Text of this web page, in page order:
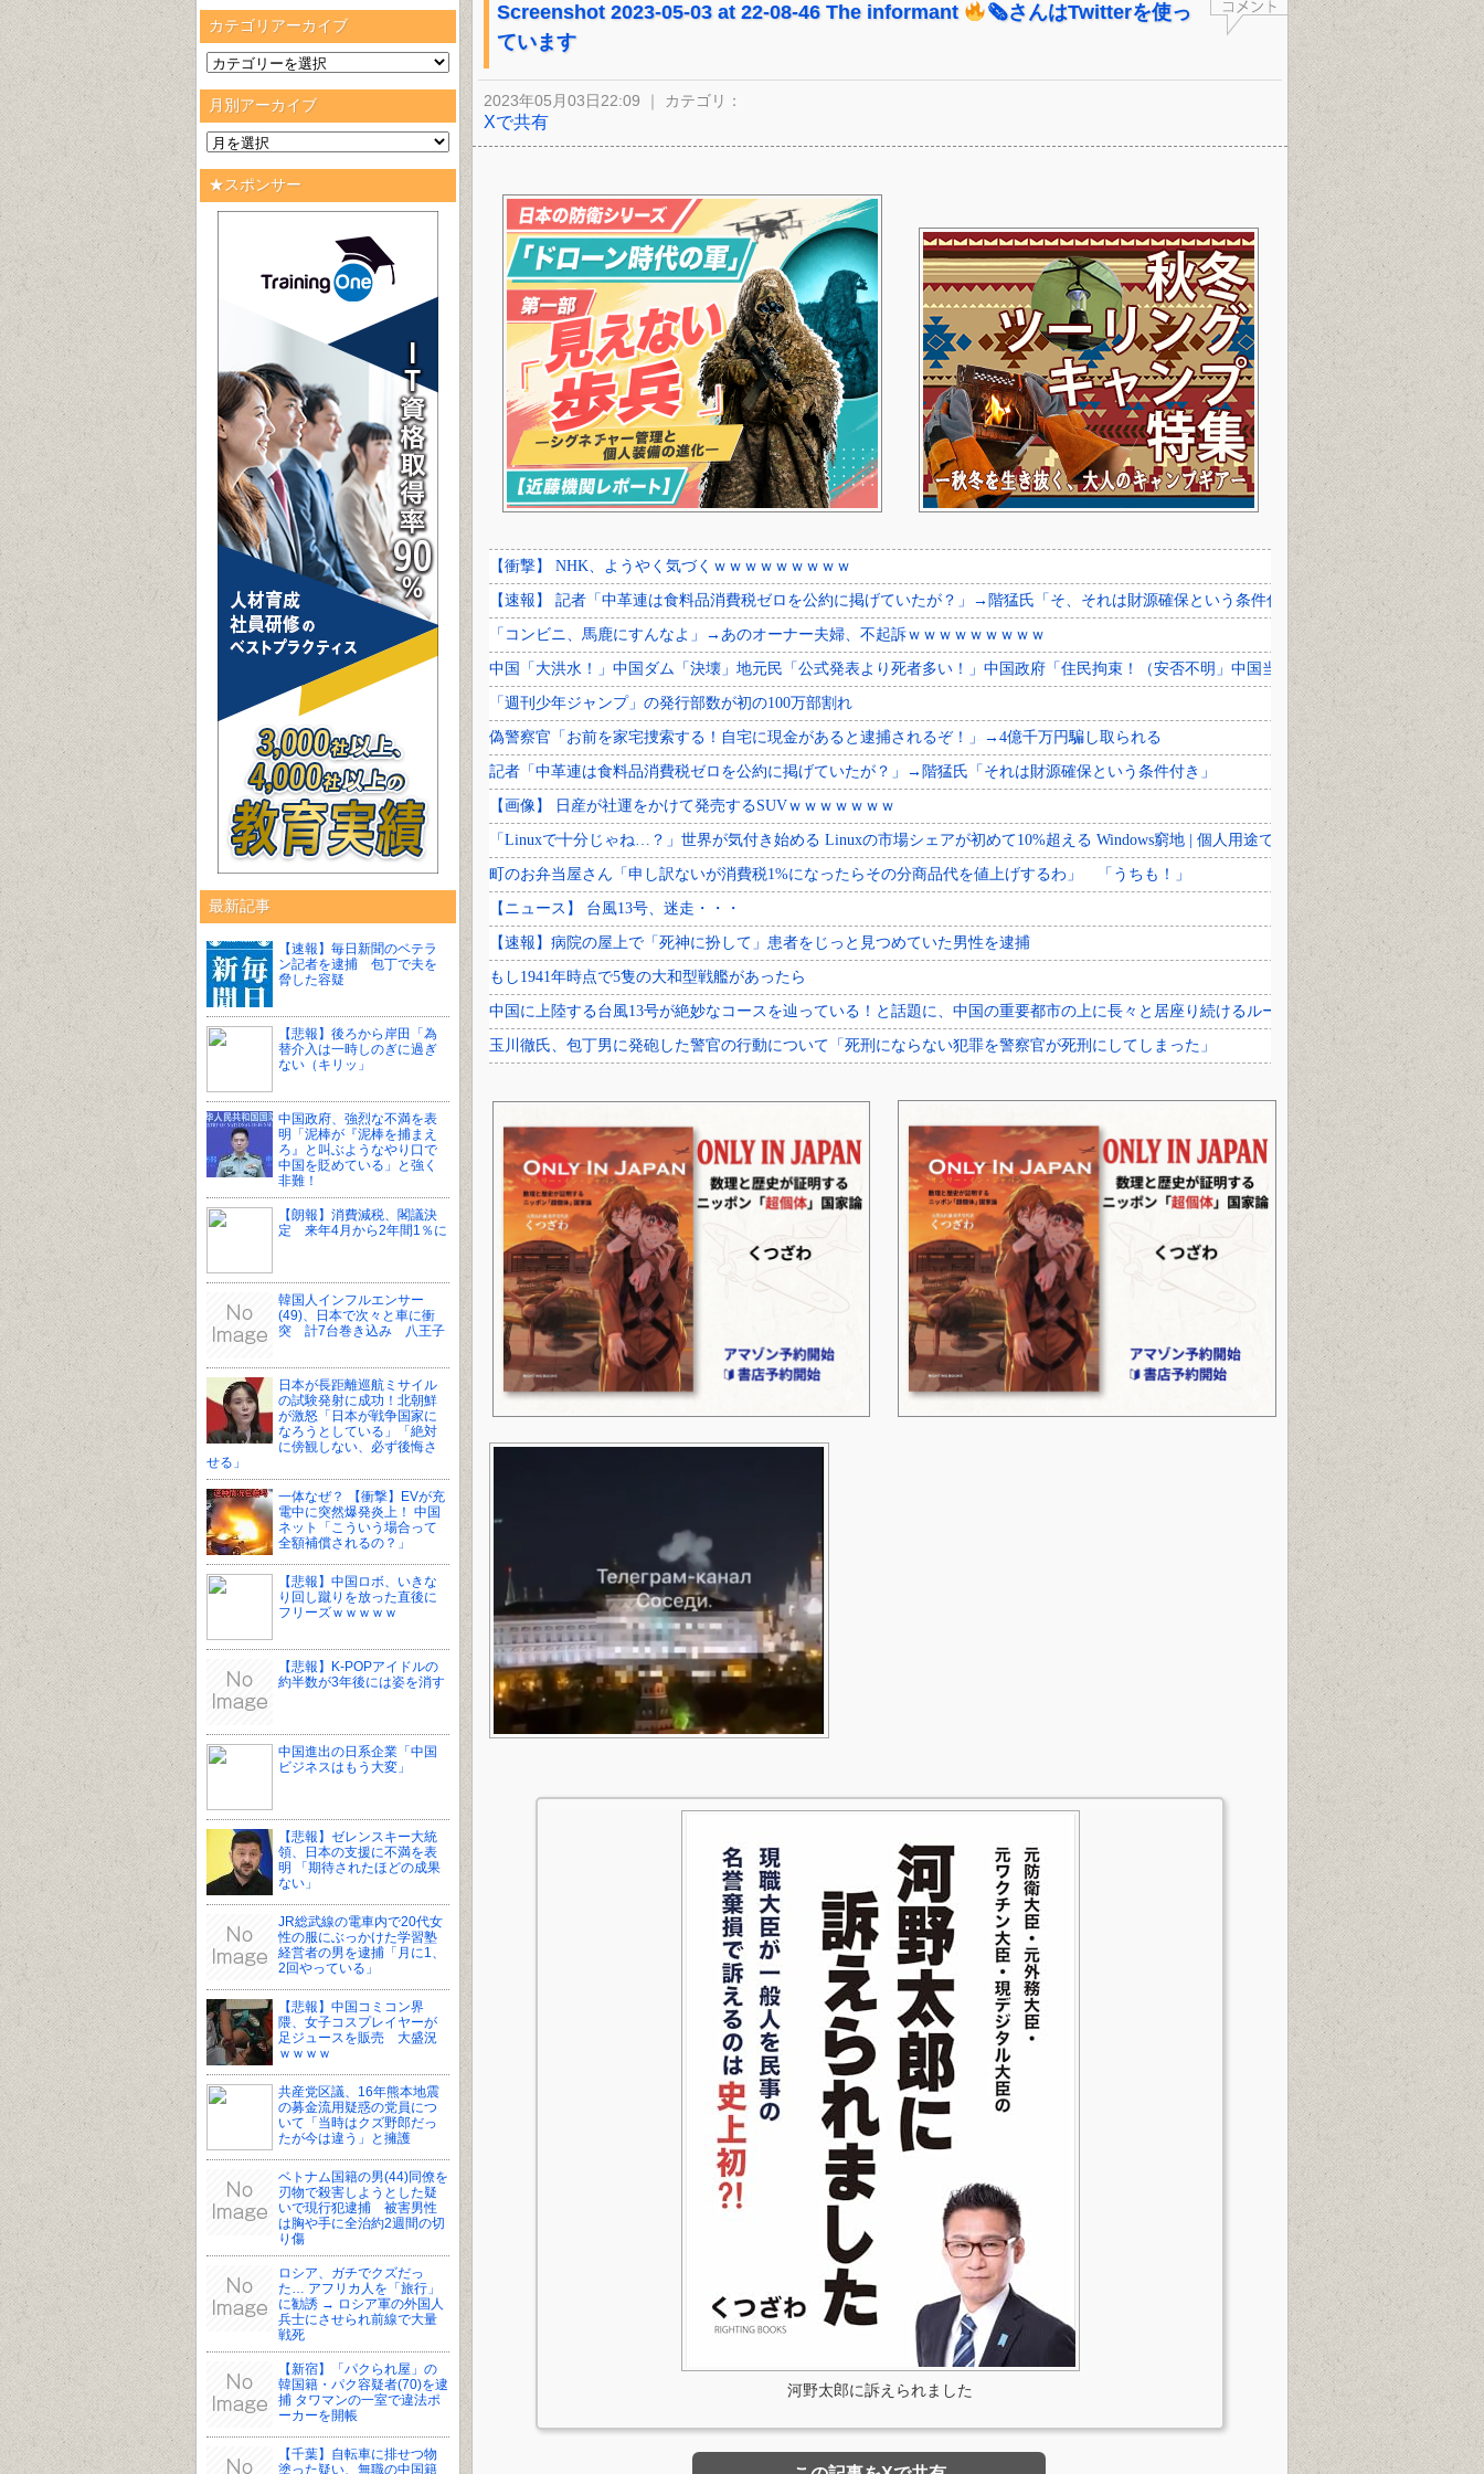
カテゴリアーカイブ
月別アーカイブ
★スポンサー
最新記事
【速報】毎日新聞のベテラ
ン記者を逮捕 包丁で夫を
脅した容疑
【悲報】後ろから岸田「為
替介入は一時しのぎに過ぎ
ない（キリッ」
中国政府、強烈な不満を表
明「泥棒が『泥棒を捕まえ
ろ』と叫ぶようなやり口で
中国を貶めている」と強く
非難！
【朗報】消費減税、閣議決
定 来年4月から2年間1％に
韓国人インフルエンサー
(49)、日本で次々と車に衝
突 計7台巻き込み 八王子
日本が長距離巡航ミサイル
の試験発射に成功！北朝鮮
が激怒「日本が戦争国家に
なろうとしている」「絶対
に傍観しない、必ず後悔さ
せる」
一体なぜ？ 【衝撃】EVが充
電中に突然爆発炎上！ 中国
ネット「こういう場合って
全額補償されるの？」
【悲報】中国ロボ、いきな
り回し蹴りを放った直後に
フリーズｗｗｗｗｗ
【悲報】K-POPアイドルの
約半数が3年後には姿を消す
中国進出の日系企業「中国
ビジネスはもう大変」
【悲報】ゼレンスキー大統
領、日本の支援に不満を表
明 「期待されたほどの成果
ない」
JR総武線の電車内で20代女
性の服にぶっかけた学習塾
経営者の男を逮捕「月に1、
2回やっている」
【悲報】中国コミコン界
隈、女子コスプレイヤーが
足ジュースを販売 大盛況
ｗｗｗｗ
共産党区議、16年熊本地震
の募金流用疑惑の党員につ
いて「当時はクズ野郎だっ
たが今は違う」と擁護
ベトナム国籍の男(44)同僚を
刃物で殺害しようとした疑
いで現行犯逮捕 被害男性
は胸や手に全治約2週間の切
り傷
ロシア、ガチでクズだっ
た… アフリカ人を「旅行」
に勧誘 → ロシア軍の外国人
兵士にさせられ前線で大量
戦死
【新宿】「パクられ屋」の
韓国籍・パク容疑者(70)を逮
捕 タワマンの一室で違法ポ
ーカーを開帳
【千葉】自転車に排せつ物
塗った疑い、無職の中国籍
Screenshot 2023-05-03 at 22-08-46 The informant
🗞さんはTwitterを使っ
ています
2023年05月03日22:09 ｜ カテゴリ：
Xで共有
河野太郎に訴えられました